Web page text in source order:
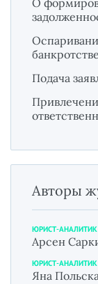
О
банкротстве
Подача
Авторы
ЮРИСТ-АНАЛИТИК
Арсен
ЮРИСТ-АНАЛИТИК
Яна